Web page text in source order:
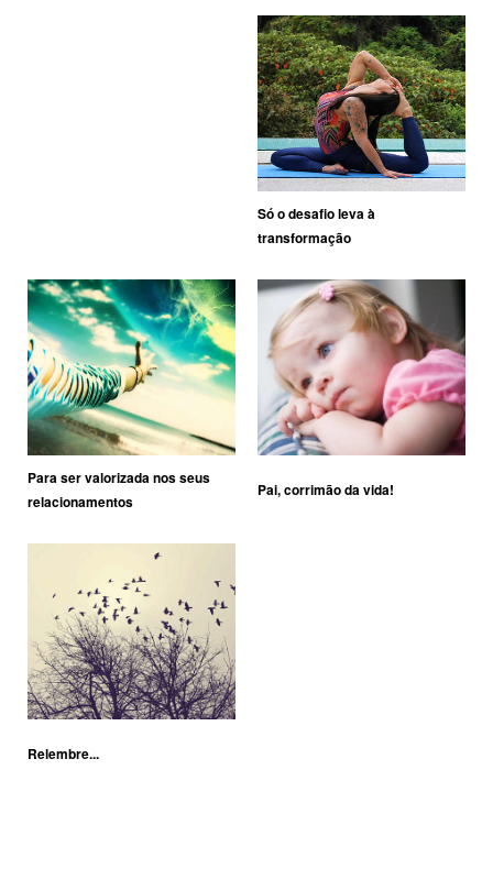
Só o desafio leva à
transformação
Para ser valorizada nos seus
relacionamentos
Pai, corrimão da vida!
Relembre...